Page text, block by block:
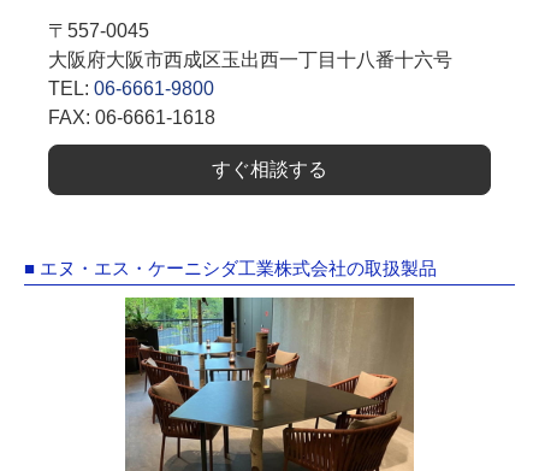
〒557-0045
大阪府大阪市西成区玉出西一丁目十八番十六号
TEL: 06-6661-9800
FAX: 06-6661-1618
すぐ相談する
■ エヌ・エス・ケーニシダ工業株式会社の取扱製品